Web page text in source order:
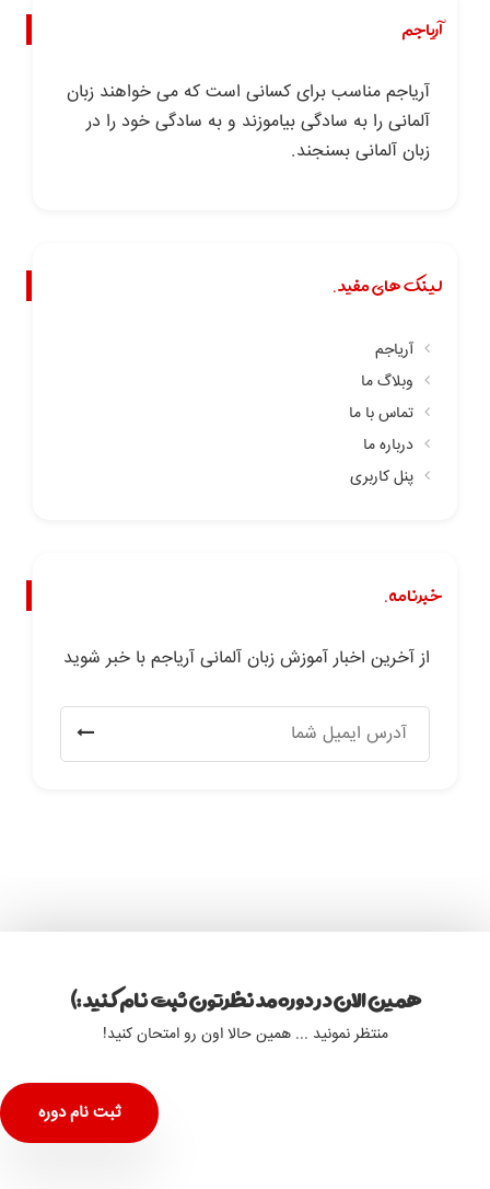
آریاجم
آریاجم مناسب برای کسانی است که می خواهند زبان
آلمانی را به سادگی بیاموزند و به سادگی خود را در
زبان آلمانی بسنجند.
لینک های مفید.
آریاجم
وبلاگ ما
تماس با ما
درباره ما
پنل کاربری
خبرنامه.
از آخرین اخبار آموزش زبان آلمانی آریاجم با خبر شوید
همین الان در دوره مد نظرتون ثبت نام کنید :)
منتظر نمونید ... همین حالا اون رو امتحان کنید!
ثبت نام دوره